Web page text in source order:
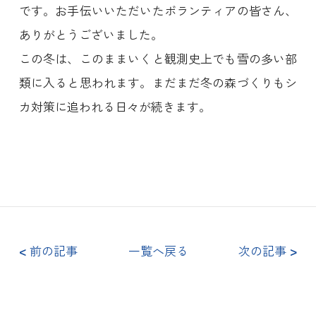
です。お手伝いいただいたボランティアの皆さん、
ありがとうございました。
この冬は、このままいくと観測史上でも雪の多い部
類に入ると思われます。まだまだ冬の森づくりもシ
カ対策に追われる日々が続きます。
< 前の記事 一覧へ戻る 次の記事 >